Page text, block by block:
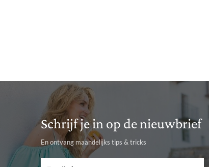
Schrijf je in op de nieuwbrief
En ontvang maandelijks tips & tricks